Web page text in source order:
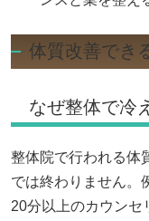
体質改善でき
なぜ整体で冷
整体院で行われる体
では終わりません。
20分以上のカウンセ